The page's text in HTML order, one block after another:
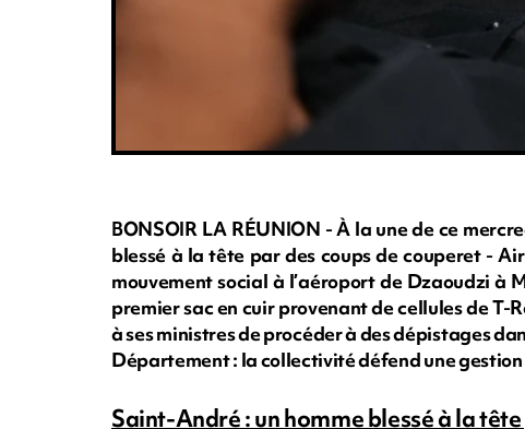
BONSOIR LA RÉUNION - À la une de ce
blessé à la tête par des coups de couperet -
mouvement social à l’aéroport de Dzaoudzi à
premier sac en cuir provenant de cellules de
à ses ministres de procéder à des dépistages
Département : la collectivité défend une
Saint-André : un homme blessé à la